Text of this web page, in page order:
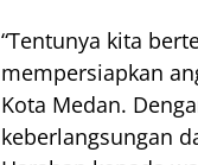
“Tentunya kita
mempersiapkan
Kota Medan.
keberlangsungan